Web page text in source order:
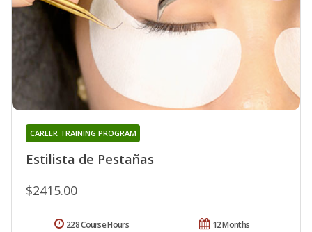
Estilista de Pestañas
CAREER TRAINING PROGRAM
$2415.00
12 Months
228 Course Hours